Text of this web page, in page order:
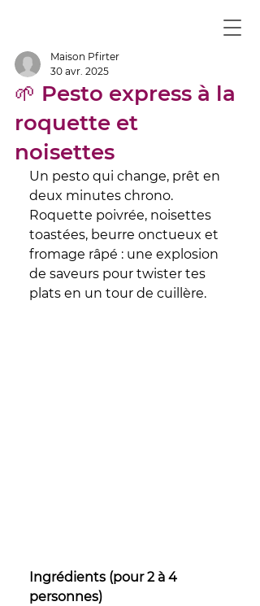
🌱 Pesto express à la
roquette et
noisettes
Maison Pfirter
30 avr. 2025
Un pesto qui change, prêt en
deux minutes chrono.
Roquette poivrée, noisettes
toastées, beurre onctueux et
fromage râpé : une explosion
de saveurs pour twister tes
plats en un tour de cuillère.
Ingrédients (pour 2 à 4
personnes)